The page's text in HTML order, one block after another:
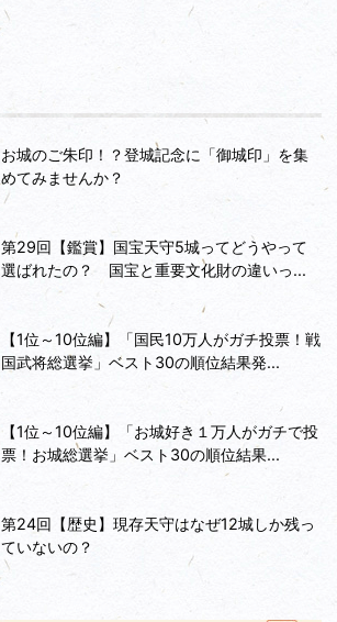
お城のご朱印！？登城記念に「御城印」を集
めてみませんか？
第29回【鑑賞】国宝天守5城ってどうやって
選ばれたの？ 国宝と重要文化財の違いっ...
【1位～10位編】「国民10万人がガチ投票！戦
国武将総選挙」ベスト30の順位結果発...
【1位～10位編】「お城好き１万人がガチで投
票！お城総選挙」ベスト30の順位結果...
第24回【歴史】現存天守はなぜ12城しか残っ
ていないの？